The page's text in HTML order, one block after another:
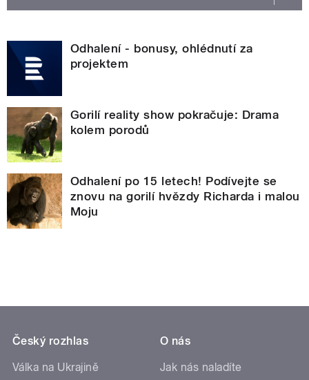
Odhalení - bonusy, ohlédnutí za
projektem
Gorilí reality show pokračuje: Drama
kolem porodů
Odhalení po 15 letech! Podívejte se
znovu na gorilí hvězdy Richarda i malou
Moju
Český rozhlas
Válka na Ukrajině
O nás
Jak nás naladíte